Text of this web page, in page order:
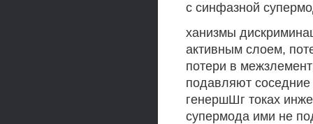
с синфазной
ханизмы
активным слоем,
потери в
подавляют
генершШг токах
супермода ими не